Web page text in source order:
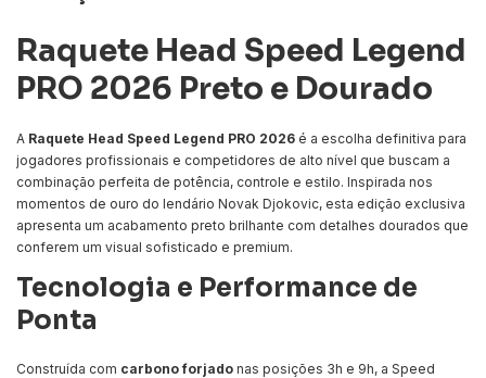
Raquete Head Speed Legend
PRO 2026 Preto e Dourado
A Raquete Head Speed Legend PRO 2026 é a escolha definitiva para
jogadores profissionais e competidores de alto nível que buscam a
combinação perfeita de potência, controle e estilo. Inspirada nos
momentos de ouro do lendário Novak Djokovic, esta edição exclusiva
apresenta um acabamento preto brilhante com detalhes dourados que
conferem um visual sofisticado e premium.
Tecnologia e Performance de
Ponta
Construída com carbono forjado nas posições 3h e 9h, a Speed